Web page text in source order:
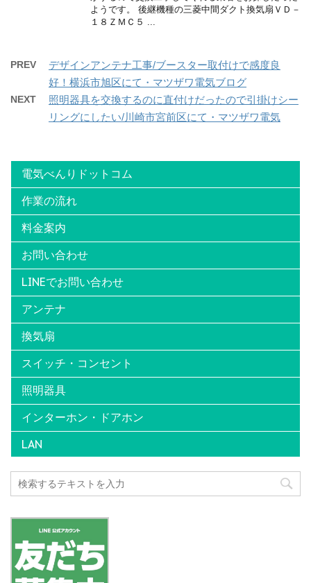
ようです。 後継機種の三菱中間ダクト換気扇ＶＤ－
１８ＺＭＣ５ ...
PREV
デザインアンテナ工事/ブースター取付けで感度良
好！横浜市旭区にて・マツザワ電気ブログ
NEXT
照明器具を交換するのに直付けだったので引掛けシー
リングにしたい/川崎市宮前区にて・マツザワ電気
電気べんりドットコム
作業の流れ
料金案内
お問い合わせ
LINEでお問い合わせ
アンテナ
換気扇
スイッチ・コンセント
照明器具
インターホン・ドアホン
LAN